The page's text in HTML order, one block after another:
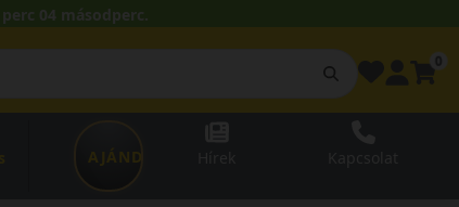
03 másodperc.
AJÁNDÉKUTALVÁNY